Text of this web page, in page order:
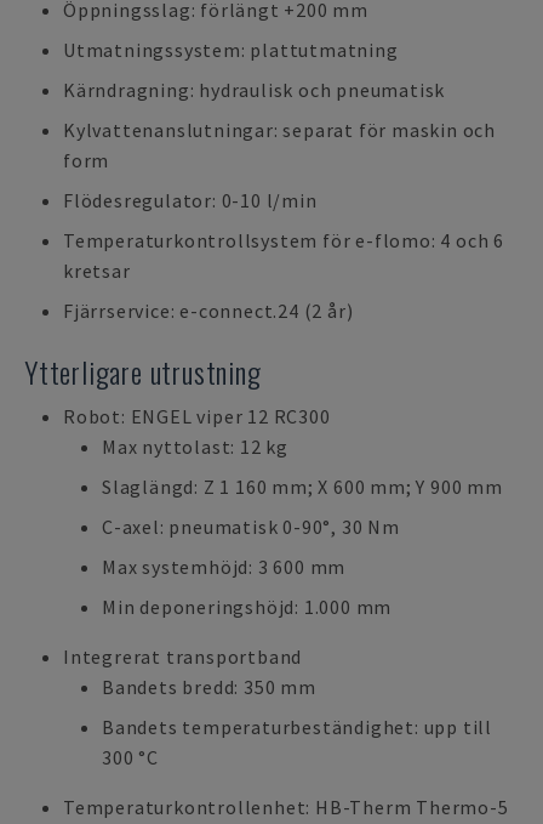
Öppningsslag: förlängt +200 mm
Utmatningssystem: plattutmatning
Kärndragning: hydraulisk och pneumatisk
Kylvattenanslutningar: separat för maskin och
form
Flödesregulator: 0-10 l/min
Temperaturkontrollsystem för e-flomo: 4 och 6
kretsar
Fjärrservice: e-connect.24 (2 år)
Ytterligare utrustning
Robot: ENGEL viper 12 RC300
Max nyttolast: 12 kg
Slaglängd: Z 1 160 mm; X 600 mm; Y 900 mm
C-axel: pneumatisk 0-90°, 30 Nm
Max systemhöjd: 3 600 mm
Min deponeringshöjd: 1.000 mm
Integrerat transportband
Bandets bredd: 350 mm
Bandets temperaturbeständighet: upp till
300 °C
Temperaturkontrollenhet: HB-Therm Thermo-5